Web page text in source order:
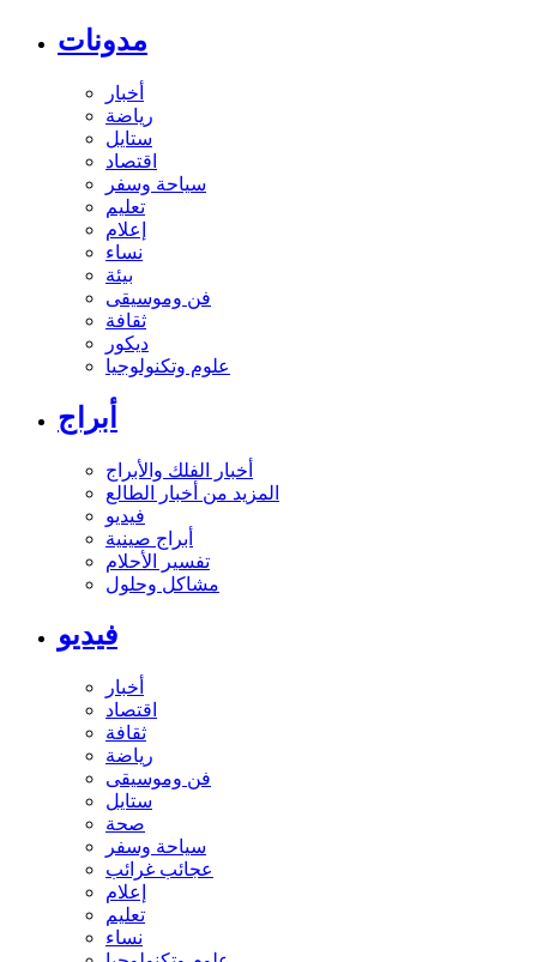
مدونات
أخبار
رياضة
ستايل
اقتصاد
سياحة وسفر
تعليم
إعلام
نساء
بيئة
فن وموسيقى
ثقافة
ديكور
علوم وتكنولوجيا
أبراج
أخبار الفلك والأبراج
المزيد من أخبار الطالع
فيديو
أبراج صينية
تفسير الأحلام
مشاكل وحلول
فيديو
أخبار
اقتصاد
ثقافة
رياضة
فن وموسيقى
ستايل
صحة
سياحة وسفر
عجائب غرائب
إعلام
تعليم
نساء